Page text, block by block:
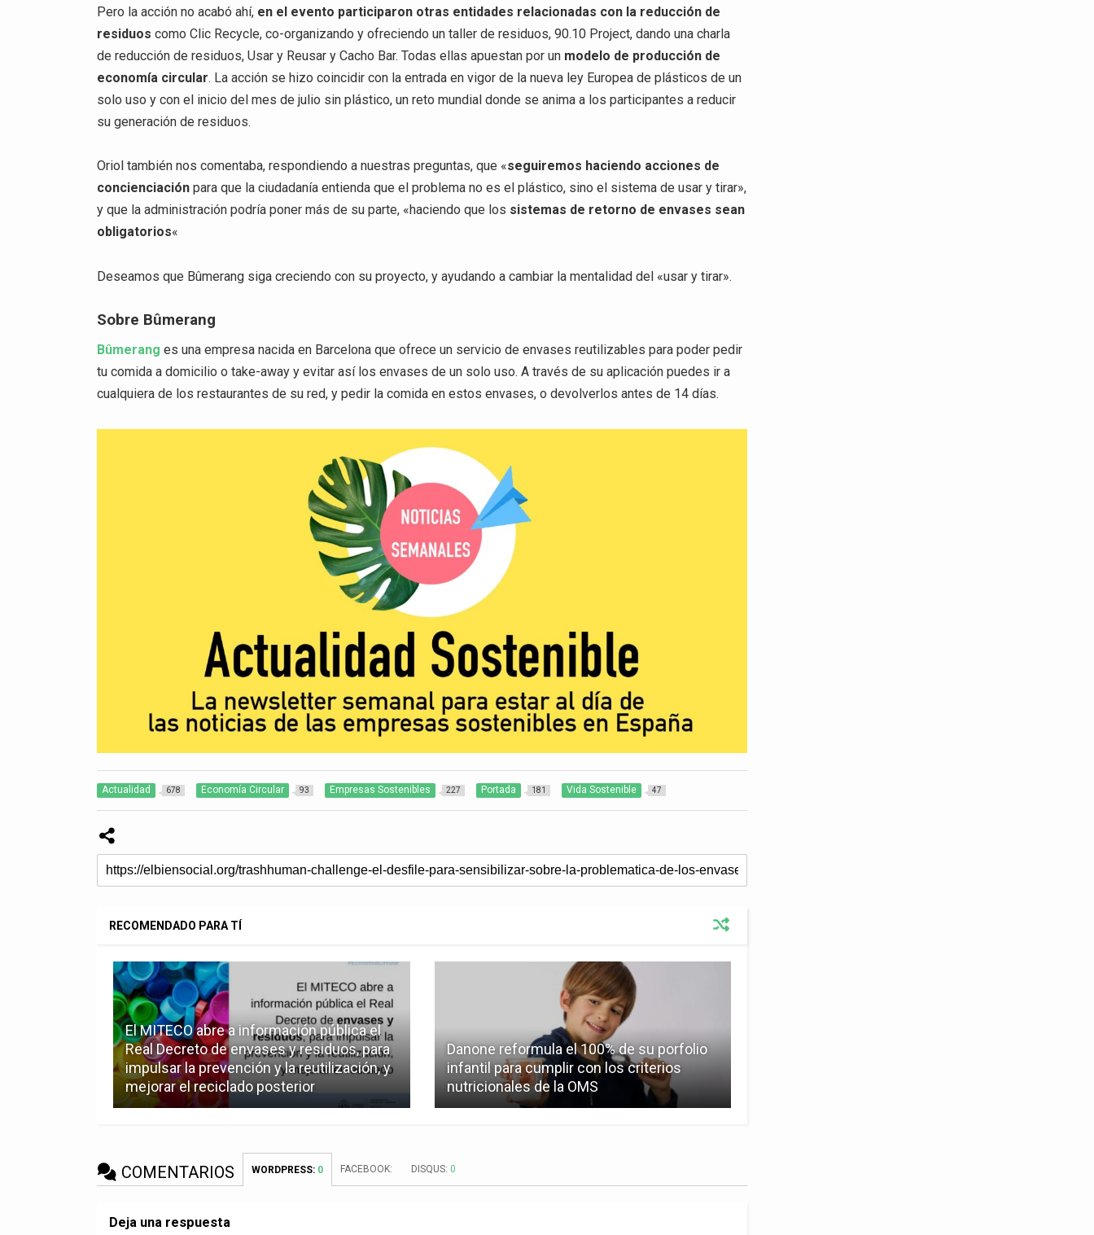
Pero la acción no acabó ahí, en el evento participaron otras entidades relacionadas con la reducción de
residuos como Clic Recycle, co-organizando y ofreciendo un taller de residuos, 90.10 Project, dando una charla
de reducción de residuos, Usar y Reusar y Cacho Bar. Todas ellas apuestan por un modelo de producción de
economía circular. La acción se hizo coincidir con la entrada en vigor de la nueva ley Europea de plásticos de un
solo uso y con el inicio del mes de julio sin plástico, un reto mundial donde se anima a los participantes a reducir
su generación de residuos.
Oriol también nos comentaba, respondiendo a nuestras preguntas, que «seguiremos haciendo acciones de
concienciación para que la ciudadanía entienda que el problema no es el plástico, sino el sistema de usar y tirar»,
y que la administración podría poner más de su parte, «haciendo que los sistemas de retorno de envases sean
obligatorios«
Deseamos que Bûmerang siga creciendo con su proyecto, y ayudando a cambiar la mentalidad del «usar y tirar».
Sobre Bûmerang
Bûmerang es una empresa nacida en Barcelona que ofrece un servicio de envases reutilizables para poder pedir
tu comida a domicilio o take-away y evitar así los envases de un solo uso. A través de su aplicación puedes ir a
cualquiera de los restaurantes de su red, y pedir la comida en estos envases, o devolverlos antes de 14 días.
Actualidad 678 Economía Circular 93 Empresas Sostenibles 227 Portada 181 Vida Sostenible 47
RECOMENDADO PARA TÍ
El MITECO abre a información pública el
Real Decreto de envases y residuos, para
impulsar la prevención y la reutilización, y
mejorar el reciclado posterior
Danone reformula el 100% de su porfolio
infantil para cumplir con los criterios
nutricionales de la OMS
COMENTARIOS WORDPRESS: 0 FACEBOOK: DISQUS: 0
Deja una respuesta